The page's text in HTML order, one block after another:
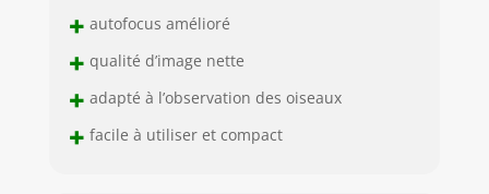
+ autofocus amélioré
+ qualité d’image nette
+ adapté à l’observation des oiseaux
+ facile à utiliser et compact